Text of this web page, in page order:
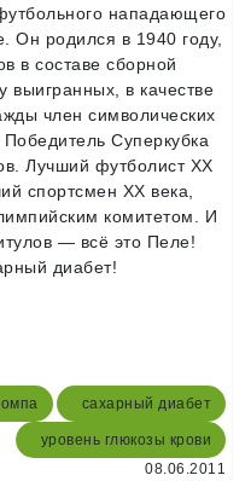
нападающего
Он родился в 1940 году,
в составе сборной
выигранных, в качестве
член символических
Суперкубка
Лучший футболист XX
спортсмен XX века,
комитетом. И
— всё это Пеле!
диабет!
сахарный диабет
уровень глюкозы крови
08.06.2011